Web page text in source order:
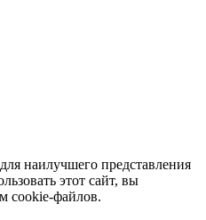
наилучшего представления
этот сайт, вы
cookie-файлов.